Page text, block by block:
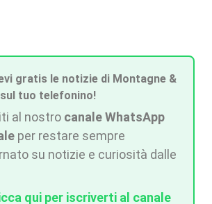
gratis le notizie di Montagne &
sul tuo telefonino!
al nostro canale WhatsApp
per restare sempre
su notizie e curiosità dalle
qui per iscriverti al canale